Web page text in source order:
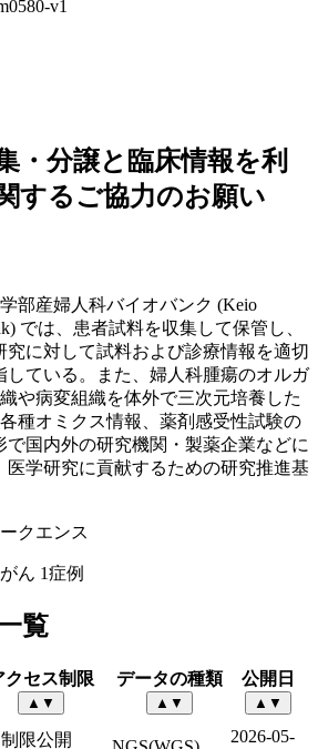
v1
・分譲と臨床情報を利
するご協力のお願い
部産婦人科バイオバンク (Keio
では、患者試料を収集して保管し、
究に対して試料および診療情報を適切
している。また、婦人科腫瘍のオルガ
や病変組織を体外で三次元培養した
種オミクス情報、薬剤感受性試験の
国内外の研究機関・製薬企業などに
医学研究に貢献するための研究推進基
クエンス
ん 1症例
覧
クセス制限
▲ ▼
データの種類
▲ ▼
公開日
▲ ▼
制限公開
2026-05-